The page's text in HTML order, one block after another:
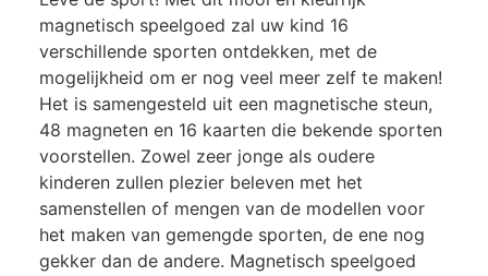
magnetisch speelgoed zal uw kind 16
verschillende sporten ontdekken, met de
mogelijkheid om er nog veel meer zelf te maken!
Het is samengesteld uit een magnetische steun,
48 magneten en 16 kaarten die bekende sporten
voorstellen. Zowel zeer jonge als oudere
kinderen zullen plezier beleven met het
samenstellen of mengen van de modellen voor
het maken van gemengde sporten, de ene nog
gekker dan de andere. Magnetisch speelgoed